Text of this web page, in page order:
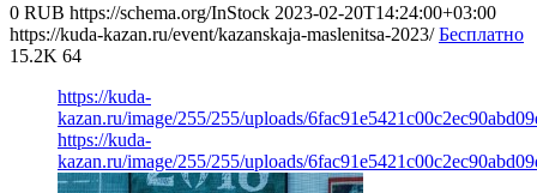
0 RUB https://schema.org/InStock 2023-02-20T14:24:00+03:00
https://kuda-kazan.ru/event/kazanskaja-maslenitsa-2023/ Бесплатно
15.2K 64
https://kuda-
kazan.ru/image/255/255/uploads/
https://kuda-
kazan.ru/image/255/255/uploads/